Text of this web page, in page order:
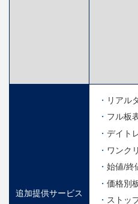
追加提供サービス
リアル
フル板
デイト
ワンク
始値/終
価格別
ストッ